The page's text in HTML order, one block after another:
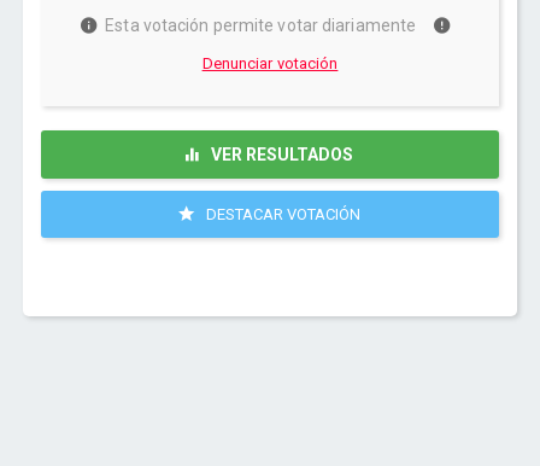
Esta votación permite votar diariamente
Denunciar votación
VER RESULTADOS
DESTACAR VOTACIÓN